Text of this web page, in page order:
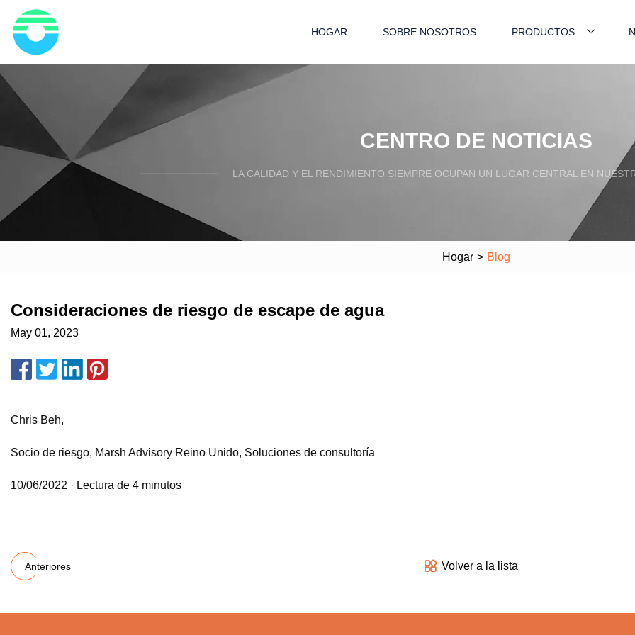
HOGAR SOBRE NOSOTROS PRODUCTOS
CENTRO DE NOTICIAS
LA CALIDAD Y EL RENDIMIENTO SIEMPRE OCUPAN UN LUGAR CENTRAL EN
Hogar > Blog
Consideraciones de riesgo de escape de agua
May 01, 2023
Chris Beh,
Socio de riesgo, Marsh Advisory Reino Unido, Soluciones de consultoría
10/06/2022 · Lectura de 4 minutos
Anteriores Volver a la lista